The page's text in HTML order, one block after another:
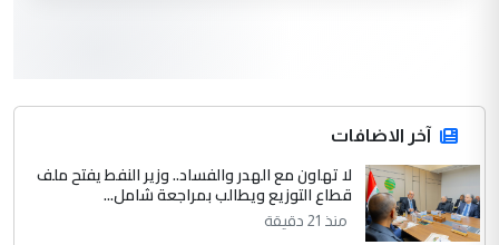
التعليق : قرار مستعجل جدا ولامصلحة فيه
للوزاره ولا للمواطن القرار الصائب يكون بعد
الاستماع للمدير ومغرفة ...
الموضوع :
وزير الصحة يعفي مدير مستشفى الكرخ
العام في بغداد
آخر الاضافات
لا تهاون مع الهدر والفساد.. وزير النفط يفتح ملف
قطاع التوزيع ويطالب بمراجعة شامل...
منذ 21 دقيقة